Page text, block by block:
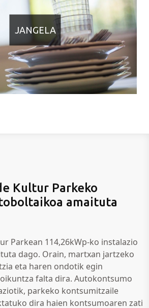
JANGELA
Kultur Parkeko
amaituta
Parkean 114,26kWp-ko instalazio
dago. Orain, martxan jartzeko
eta haren ondotik egin
falta dira. Autokontsumo
parkeko kontsumitzaile
dira haien kontsumoaren zati